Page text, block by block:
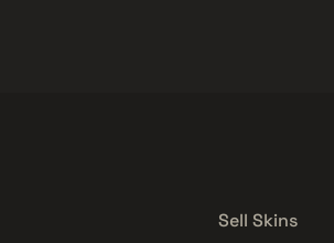
Sell Skins